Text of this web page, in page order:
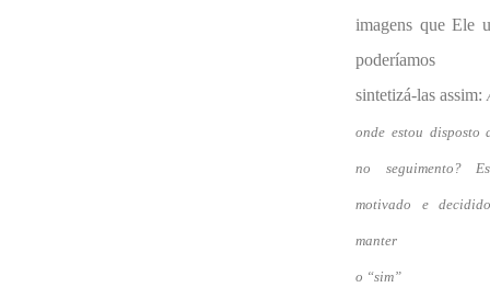
imagens que Ele
poderíamos
sintetizá-las assim:
onde estou disposto
no seguimento?
motivado e
manter
o “sim”